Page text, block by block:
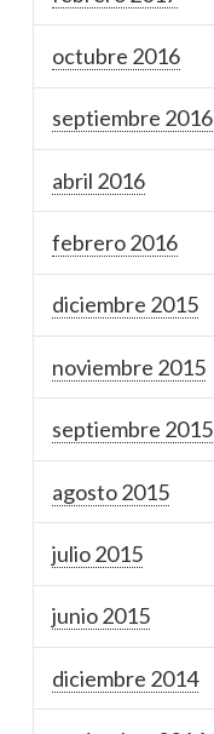
octubre 2016
septiembre 2016
abril 2016
febrero 2016
diciembre 2015
noviembre 2015
septiembre 2015
agosto 2015
julio 2015
junio 2015
diciembre 2014